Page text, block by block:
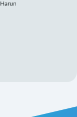
Harun